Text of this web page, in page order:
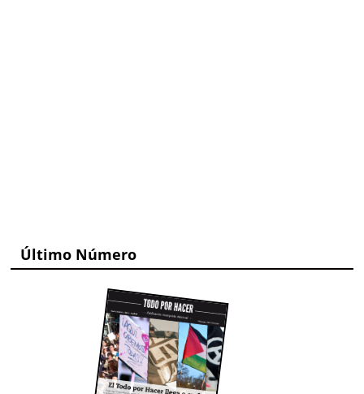
Último Número